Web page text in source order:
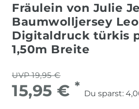
Fräulein von Julie
Baumwolljersey Leo
Digitaldruck türkis
1,50m Breite
UVP 19,95 €
15,95 € *
Du sparst: